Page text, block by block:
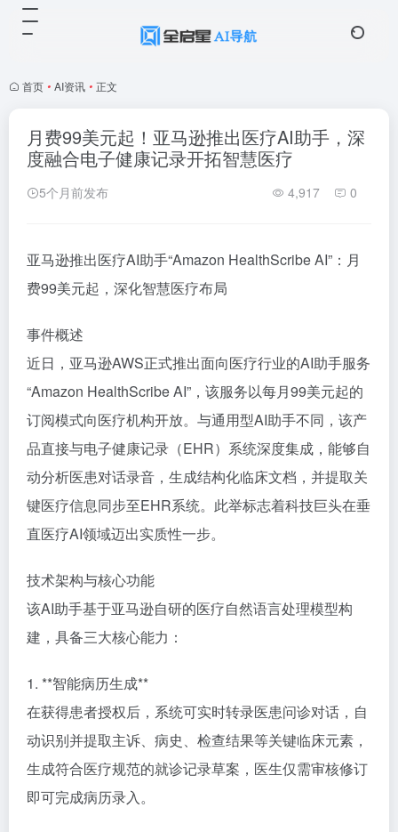
首页 • AI资讯 • 正文
月费99美元起！亚马逊推出医疗AI助手，深
度融合电子健康记录开拓智慧医疗
5个月前发布 4,917 0
亚马逊推出医疗AI助手“Amazon HealthScribe AI”：月
费99美元起，深化智慧医疗布局
事件概述
近日，亚马逊AWS正式推出面向医疗行业的AI助手服务
“Amazon HealthScribe AI”，该服务以每月99美元起的
订阅模式向医疗机构开放。与通用型AI助手不同，该产
品直接与电子健康记录（EHR）系统深度集成，能够自
动分析医患对话录音，生成结构化临床文档，并提取关
键医疗信息同步至EHR系统。此举标志着科技巨头在垂
直医疗AI领域迈出实质性一步。
技术架构与核心功能
该AI助手基于亚马逊自研的医疗自然语言处理模型构
建，具备三大核心能力：
1. **智能病历生成**
在获得患者授权后，系统可实时转录医患问诊对话，自
动识别并提取主诉、病史、检查结果等关键临床元素，
生成符合医疗规范的就诊记录草案，医生仅需审核修订
即可完成病历录入。